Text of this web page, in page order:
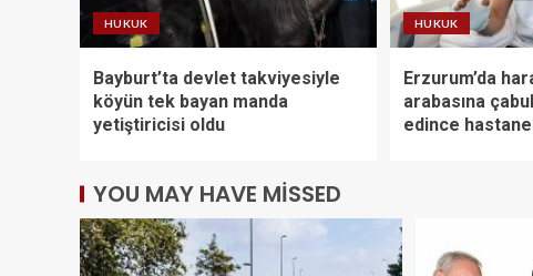
HUKUK
Bayburt’ta devlet takviyesiyle
köyün tek bayan manda
yetiştiricisi oldu
HUKUK
Erzurum’da
arabasına
edince
YOU MAY HAVE MISSED